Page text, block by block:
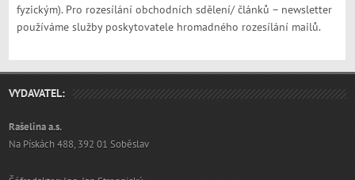
fyzickým). Pro rozesílání obchodních sdělení/ článků – newsletter
používáme služby poskytovatele hromadného rozesílání mailů.
VYDAVATEL:
Rašelina a.s.
Na Pískách 488, 392 01 Soběslav